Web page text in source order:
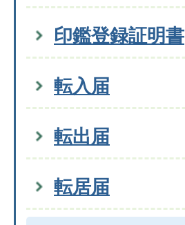
印鑑登録証明書
転入届
転出届
転居届